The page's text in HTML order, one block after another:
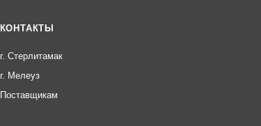
КОНТАКТЫ
г. Стерлитамак
г. Мелеуз
Поставщикам